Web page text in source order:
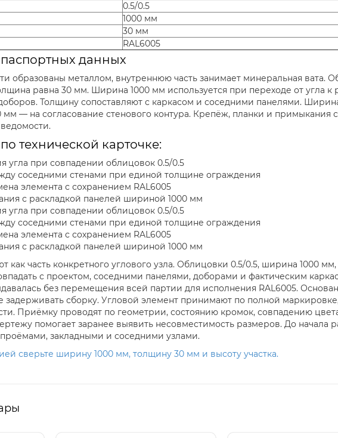
0.5/0.5
1000 мм
30 мм
RAL6005
данных
образованы металлом, внутреннюю часть занимает минеральная вата.
равна 30 мм. Ширина 1000 мм используется при переходе от угла
Толщину сопоставляют с каркасом и соседними панелями.
мм — на согласование стенового контура. Крепёж, планки и примыкания
технической карточке:
угла при совпадении облицовок 0.5/0.5
соседними стенами при единой толщине ограждения
элемента с сохранением RAL6005
с раскладкой панелей шириной 1000 мм
угла при совпадении облицовок 0.5/0.5
соседними стенами при единой толщине ограждения
элемента с сохранением RAL6005
с раскладкой панелей шириной 1000 мм
как часть конкретного углового узла. Облицовки 0.5/0.5, ширина 1000
с проектом, соседними панелями, доборами и фактическим
без перемещения всей партии для исполнения RAL6005.
задерживать сборку. Угловой элемент принимают по полной
Приёмку проводят по геометрии, состоянию кромок, совпадению
помогает заранее выявить несовместимость размеров. До начала
закладными и соседними узлами.
сверьте ширину 1000 мм, толщину 30 мм и высоту участка.